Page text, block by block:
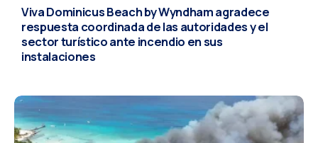
Viva Dominicus Beach by Wyndham agradece
respuesta coordinada de las autoridades y el
sector turístico ante incendio en sus
instalaciones